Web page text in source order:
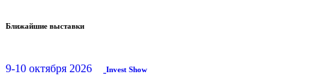
Ближайшие выставки
9-10 октября 2026 Invest Show